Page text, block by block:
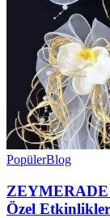
PopülerBlog
ZEYMERADE
Özel